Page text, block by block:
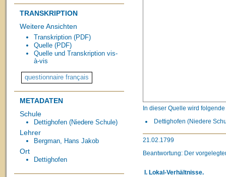
TRANSKRIPTION
Weitere Ansichten
Transkription (PDF)
Quelle (PDF)
Quelle und Transkription vis-
à-vis
METADATEN
Schule
Dettighofen (Niedere Schule)
Lehrer
Bergman, Hans Jakob
Ort
Dettighofen
In dieser Quelle wird
Dettighofen (Niedere
21.02.1799
Beantwortung: Der
I. Lokal-Verhältnisse.